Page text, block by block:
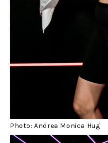
Photo: Andrea Monica Hug